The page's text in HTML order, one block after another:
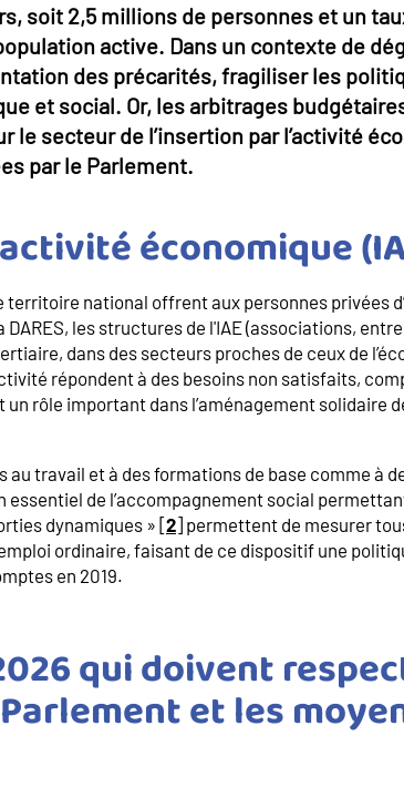
soit 2,5 millions de personnes et un
active. Dans un contexte de
des précarités, fragiliser les
et social. Or, les arbitrages
le secteur de l’insertion par l’activité
par le Parlement.
économique
national offrent aux personnes privées
DARES, les structures de l'IAE (associations,
dans des secteurs proches de ceux de
répondent à des besoins non satisfaits,
un rôle important dans l’aménagement solidaire
au travail et à des formations de base comme à
essentiel de l’accompagnement social
dynamiques » [2] permettent de mesurer
ordinaire, faisant de ce dispositif une
en 2019.
qui doivent
et les